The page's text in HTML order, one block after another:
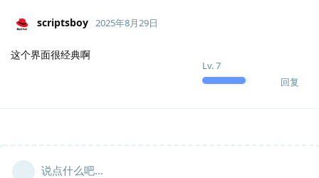
scriptsboy
Lv.7
2025年8月29日
这个界面很经典啊
回复
说点什么吧...